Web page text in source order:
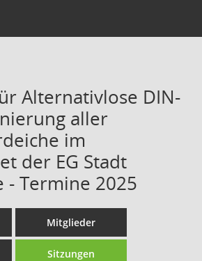
Alternativlose DIN-
aller
im
der EG Stadt
- Termine 2025
Mitglieder
Sitzungen